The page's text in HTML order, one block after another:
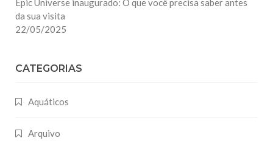
Epic Universe inaugurado: O que você precisa saber antes
da sua visita
22/05/2025
CATEGORIAS
Aquáticos
Arquivo